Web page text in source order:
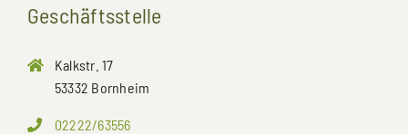
Geschäftsstelle
Kalkstr. 17
53332 Bornheim
02222/63556